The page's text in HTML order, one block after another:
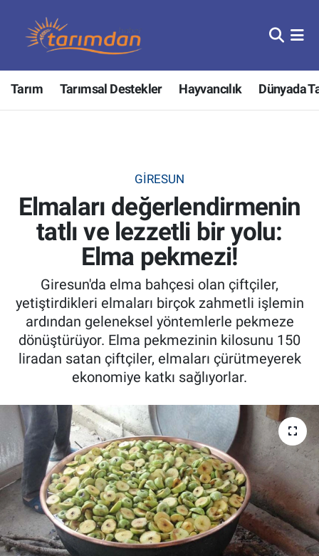
Tarım Tarımsal Destekler Hayvancılık Dünyada
GIRESUN
Elmaları değerlendirmenin
tatlı ve lezzetli bir yolu:
Elma pekmezi!
Giresun'da elma bahçesi olan çiftçiler,
yetiştirdikleri elmaları birçok zahmetli işlemin
ardından geleneksel yöntemlerle pekmeze
dönüştürüyor. Elma pekmezinin kilosunu 150
liradan satan çiftçiler, elmaları çürütmeyerek
ekonomiye katkı sağlıyorlar.
Tarım
Hayvancılık
Tarımsal Destekler
Tarım Bakanlığı
Tarım Kredi Kooperatifleri
Pankobirlik
Et fiyatları
Tarım Bilgisi
Yetiştirici Soruyor
Dünyada Tarım
Üretici Birlikleri
Nöbetçi Eczaneler
Hava Durumu
Tüm Manşetler
Son Dakika Haberleri